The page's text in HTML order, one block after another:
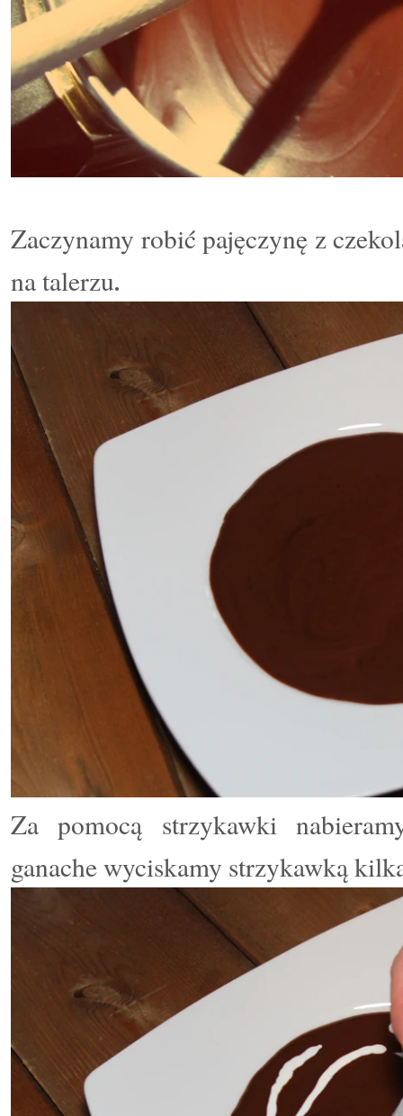
Zaczynamy robić pajęczynę z
na talerzu.
Za pomocą strzykawki
ganache wyciskamy strzykawką